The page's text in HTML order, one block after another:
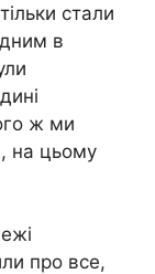
стали
в
ж ми
на цьому
про все,